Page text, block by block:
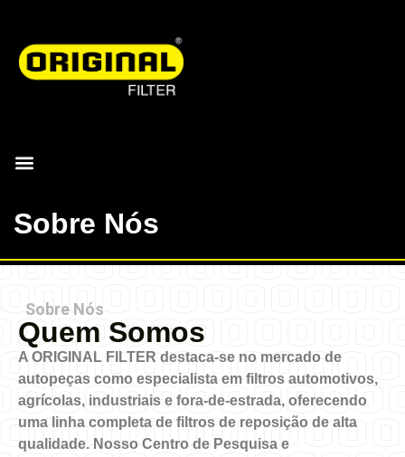
Sobre Nós
Sobre Nós
Quem Somos
A ORIGINAL FILTER destaca-se no mercado de
autopeças como especialista em filtros automotivos,
agrícolas, industriais e fora-de-estrada, oferecendo
uma linha completa de filtros de reposição de alta
qualidade. Nosso Centro de Pesquisa e